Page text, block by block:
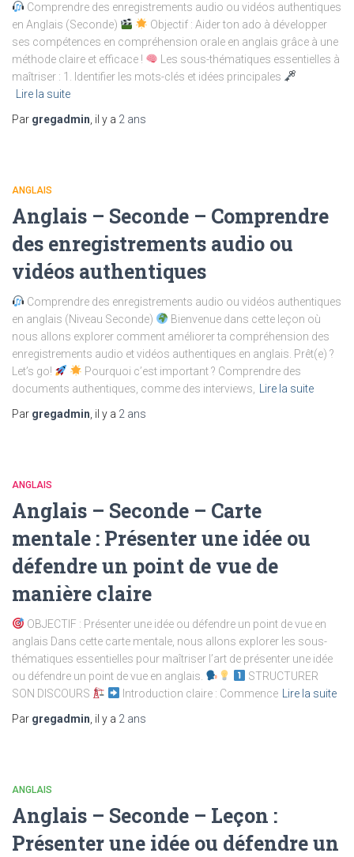
Comprendre des enregistrements audio ou vidéos authentiques
en Anglais (Seconde)
Objectif : Aider ton ado à développer
ses compétences en compréhension orale en anglais grâce à une
méthode claire et efficace !
Les sous-thématiques essentielles à
maîtriser : 1. Identifier les mots-clés et idées principales
Lire la suite
Par gregadmin , il y a 2 ans
ANGLAIS
Anglais – Seconde – Comprendre
des enregistrements audio ou
vidéos authentiques
Comprendre des enregistrements audio ou vidéos authentiques
en anglais (Niveau Seconde)
Bienvenue dans cette leçon où
nous allons explorer comment améliorer ta compréhension des
enregistrements audio et vidéos authentiques en anglais. Prêt(e) ?
Let’s go!
Pourquoi c’est important ? Comprendre des
documents authentiques, comme des interviews,
Lire la suite
Par gregadmin , il y a 2 ans
ANGLAIS
Anglais – Seconde – Carte
mentale : Présenter une idée ou
défendre un point de vue de
manière claire
OBJECTIF : Présenter une idée ou défendre un point de vue en
anglais Dans cette carte mentale, nous allons explorer les sous-
thématiques essentielles pour maîtriser l’art de présenter une idée
ou défendre un point de vue en anglais.
STRUCTURER
SON DISCOURS
Introduction claire : Commence
Lire la suite
Par gregadmin , il y a 2 ans
ANGLAIS
Anglais – Seconde – Leçon :
Présenter une idée ou défendre un